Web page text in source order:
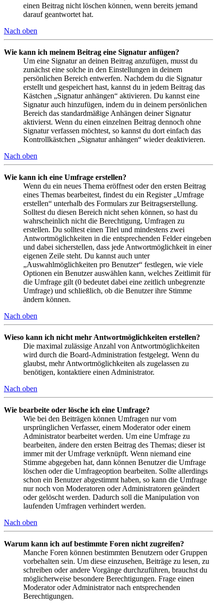
einen Beitrag nicht löschen können, wenn bereits jemand
darauf geantwortet hat.
Nach oben
Wie kann ich meinem Beitrag eine Signatur anfügen?
Um eine Signatur an deinen Beitrag anzufügen, musst du
zunächst eine solche in den Einstellungen in deinem
persönlichen Bereich entwerfen. Nachdem du die Signatur
erstellt und gespeichert hast, kannst du in jedem Beitrag das
Kästchen „Signatur anhängen“ aktivieren. Du kannst eine
Signatur auch hinzufügen, indem du in deinem persönlichen
Bereich das standardmäßige Anhängen deiner Signatur
aktivierst. Wenn du einen einzelnen Beitrag dennoch ohne
Signatur verfassen möchtest, so kannst du dort einfach das
Kontrollkästchen „Signatur anhängen“ wieder deaktivieren.
Nach oben
Wie kann ich eine Umfrage erstellen?
Wenn du ein neues Thema eröffnest oder den ersten Beitrag
eines Themas bearbeitest, findest du ein Register „Umfrage
erstellen“ unterhalb des Formulars zur Beitragserstellung.
Solltest du diesen Bereich nicht sehen können, so hast du
wahrscheinlich nicht die Berechtigung, Umfragen zu
erstellen. Du solltest einen Titel und mindestens zwei
Antwortmöglichkeiten in die entsprechenden Felder eingeben
und dabei sicherstellen, dass jede Antwortmöglichkeit in einer
eigenen Zeile steht. Du kannst auch unter
„Auswahlmöglichkeiten pro Benutzer“ festlegen, wie viele
Optionen ein Benutzer auswählen kann, welches Zeitlimit für
die Umfrage gilt (0 bedeutet dabei eine zeitlich unbegrenzte
Umfrage) und schließlich, ob die Benutzer ihre Stimme
ändern können.
Nach oben
Wieso kann ich nicht mehr Antwortmöglichkeiten erstellen?
Die maximal zulässige Anzahl von Antwortmöglichkeiten
wird durch die Board-Administration festgelegt. Wenn du
glaubst, mehr Antwortmöglichkeiten als zugelassen zu
benötigen, kontaktiere einen Administrator.
Nach oben
Wie bearbeite oder lösche ich eine Umfrage?
Wie bei den Beiträgen können Umfragen nur vom
ursprünglichen Verfasser, einem Moderator oder einem
Administrator bearbeitet werden. Um eine Umfrage zu
bearbeiten, ändere den ersten Beitrag des Themas; dieser ist
immer mit der Umfrage verknüpft. Wenn niemand eine
Stimme abgegeben hat, dann können Benutzer die Umfrage
löschen oder die Umfrageoption bearbeiten. Sollte allerdings
schon ein Benutzer abgestimmt haben, so kann die Umfrage
nur noch von Moderatoren oder Administratoren geändert
oder gelöscht werden. Dadurch soll die Manipulation von
laufenden Umfragen verhindert werden.
Nach oben
Warum kann ich auf bestimmte Foren nicht zugreifen?
Manche Foren können bestimmten Benutzern oder Gruppen
vorbehalten sein. Um diese einzusehen, Beiträge zu lesen, zu
schreiben oder andere Vorgänge durchzuführen, brauchst du
möglicherweise besondere Berechtigungen. Frage einen
Moderator oder Administrator nach entsprechenden
Berechtigungen.